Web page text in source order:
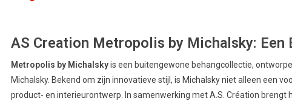
AS Creation Metropolis by Michalsky:
Metropolis by Michalskyis een buitengewone behangcollectie,
Michalsky. Bekend om zijn innovatieve stijl, is Michalsky niet alleen een
product- en interieurontwerp. In samenwerking met A.S. Création brengt